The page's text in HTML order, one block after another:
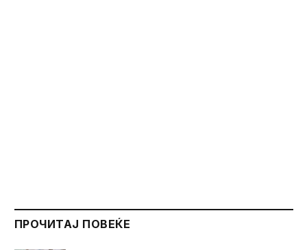
ПРОЧИТАЈ ПОВЕЌЕ